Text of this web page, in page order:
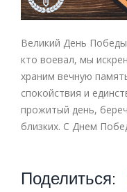
Великий День
кто воевал, мы
храним вечную
спокойствия и
прожитый день,
близких. С Днем
Поделиться: